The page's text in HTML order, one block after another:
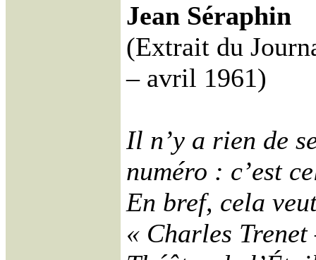
Jean Séraphin
(Extrait du
– avril 1961)
Il n’y a rien de
numéro : c’est
En bref, cela
« Charles